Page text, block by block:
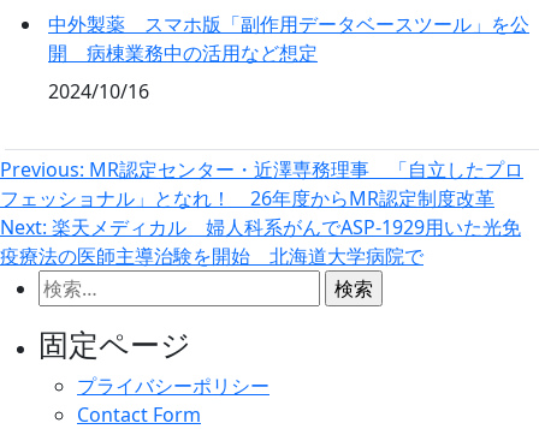
中外製薬 スマホ版「副作用データベースツール」を公
開 病棟業務中の活用など想定
2024/10/16
投
稿
ナ
ビ
ー
Previous: MR認定センター・近澤専務理事 「自立したプロ
フェッショナル」となれ！ 26年度からMR認定制度改革
Next: 楽天メディカル 婦人科系がんでASP-1929用いた光免
疫療法の医師主導治験を開始 北海道大学病院で
検
索:
固定ページ
プライバシーポリシー
Contact Form